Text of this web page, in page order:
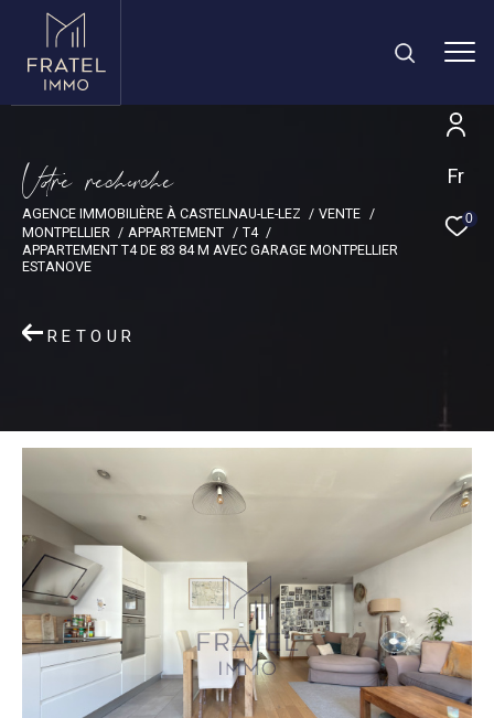
Fr
0
Vore recece
AGENCE IMMOBILIÈRE À CASTELNAU-LE-LEZ
VENTE
MONTPELLIER
APPARTEMENT
T4
APPARTEMENT T4 DE 83 84 M AVEC GARAGE MONTPELLIER
ESTANOVE
RETOUR